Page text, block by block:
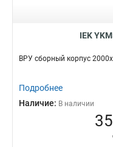
IEK
ВРУ сборный корпус
Подробнее
Наличие: В наличии